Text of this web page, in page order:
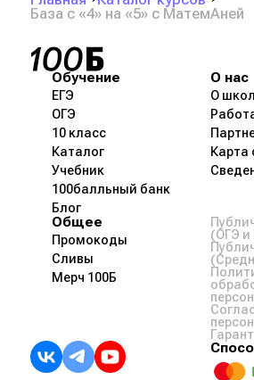
База с «4» на «5» с МатемАней
Обучение
ЕГЭ
ОГЭ
10 класс
Каталог
Учебник
100балльный банк
Блог
О нас
О
Карта
Общее
Промокоды
Сливы
Мерч 100Б
(ОГЭ и